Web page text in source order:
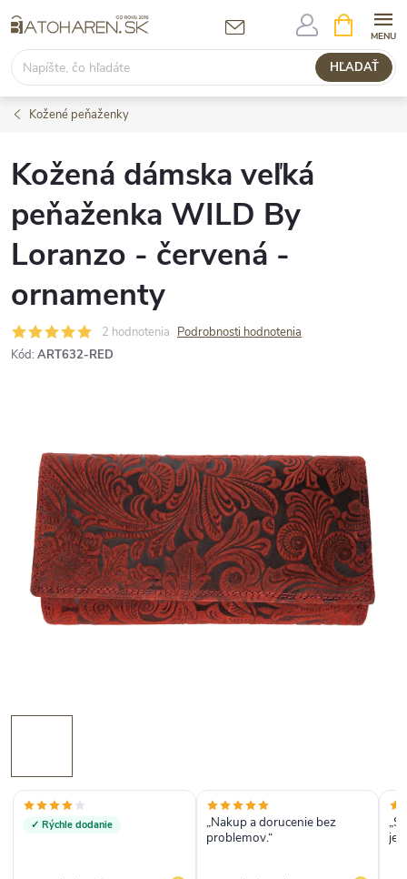
na
obsah
HĽADAŤ
KOŠÍK
Kožené peňaženky
Kožená dámska veľká
peňaženka WILD By
Loranzo - červená -
ornamenty
2 hodnotenia Podrobnosti hodnotenia
Kód: ART632-RED
✓ Rýchle dodanie
„Nakup a dorucenie bez
problemov.“